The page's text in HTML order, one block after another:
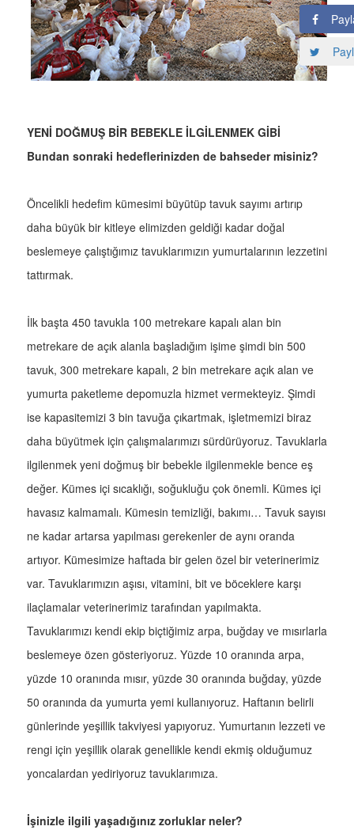
YENİ DOĞMUŞ BİR BEBEKLE İLGİLENMEK GİBİ
Bundan sonraki hedeflerinizden de bahseder misiniz?
Öncelikli hedefim kümesimi büyütüp tavuk sayımı artırıp
daha büyük bir kitleye elimizden geldiği kadar doğal
beslemeye çalıştığımız tavuklarımızın yumurtalarının lezzetini
tattırmak.
İlk başta 450 tavukla 100 metrekare kapalı alan bin
metrekare de açık alanla başladığım işime şimdi bin 500
tavuk, 300 metrekare kapalı, 2 bin metrekare açık alan ve
yumurta paketleme depomuzla hizmet vermekteyiz. Şimdi
ise kapasitemizi 3 bin tavuğa çıkartmak, işletmemizi biraz
daha büyütmek için çalışmalarımızı sürdürüyoruz. Tavuklarla
ilgilenmek yeni doğmuş bir bebekle ilgilenmekle bence eş
değer. Kümes içi sıcaklığı, soğukluğu çok önemli. Kümes içi
havasız kalmamalı. Kümesin temizliği, bakımı… Tavuk sayısı
ne kadar artarsa yapılması gerekenler de aynı oranda
artıyor. Kümesimize haftada bir gelen özel bir veterinerimiz
var. Tavuklarımızın aşısı, vitamini, bit ve böceklere karşı
ilaçlamalar veterinerimiz tarafından yapılmakta.
Tavuklarımızı kendi ekip biçtiğimiz arpa, buğday ve mısırlarla
beslemeye özen gösteriyoruz. Yüzde 10 oranında arpa,
yüzde 10 oranında mısır, yüzde 30 oranında buğday, yüzde
50 oranında da yumurta yemi kullanıyoruz. Haftanın belirli
günlerinde yeşillik takviyesi yapıyoruz. Yumurtanın lezzeti ve
rengi için yeşillik olarak genellikle kendi ekmiş olduğumuz
yoncalardan yediriyoruz tavuklarımıza.
İşinizle ilgili yaşadığınız zorluklar neler?